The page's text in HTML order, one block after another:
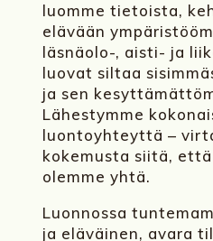
luomme tietoista,
elävään
läsnäolo-, aisti- ja
luovat siltaa
ja sen
Lähestymme
luontoyhteyttä –
kokemusta siitä,
olemme yhtä.
Luonnossa
ja eläväinen, avara